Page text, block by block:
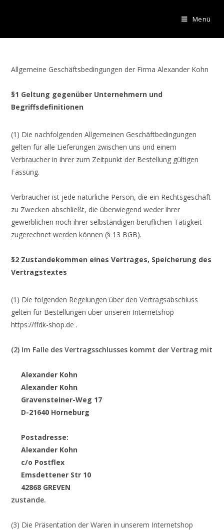
Menü
Allgemeine Geschäftsbedingungen der Firma Alexander Kohn
§1 Geltung gegenüber Unternehmern und
Begriffsdefinitionen
(1) Die nachfolgenden Allgemeinen Geschäftbedingungen
gelten für alle Lieferungen zwischen uns und einem
Verbraucher in ihrer zum Zeitpunkt der Bestellung gültigen
Fassung.
Verbraucher ist jede natürliche Person, die ein Rechtsgeschäft
zu Zwecken abschließt, die überwiegend weder ihrer
gewerblichen noch ihrer selbständigen beruflichen Tätigkeit
zugerechnet werden können (§ 13 BGB).
§2 Zustandekommen eines Vertrages, Speicherung des
Vertragstextes
(1) Die folgenden Regelungen über den Vertragsabschluss
gelten für Bestellungen über unseren Internetshop
https://ffdk-shop.de .
(2) Im Falle des Vertragsschlusses kommt der Vertrag mit
Alexander Kohn
Alexander Kohn
Gravensteiner-Weg 17
D-21640 Horneburg
Postadresse:
Alexander Kohn
c/o Postflex
Emsdettener Str 10
42868 GREVEN
zustande.
(3) Die Präsentation der Waren in unserem Internetshop